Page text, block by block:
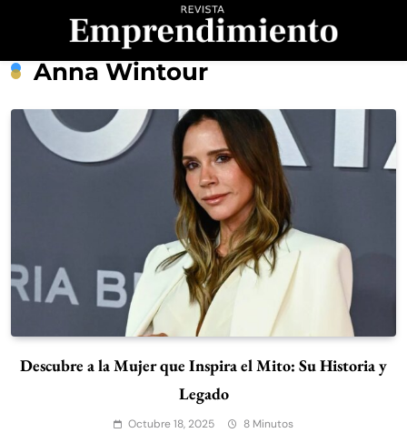
Revista
Emprendimiento
Anna Wintour
Descubre a la Mujer que Inspira el Mito: Su Historia y
Legado
Octubre 18, 2025 8 Minutos